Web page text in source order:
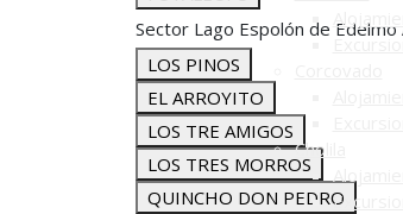
Cholila
Sector Lago Espolón de Edelmo
LOS PINOS
EL ARROYITO
LOS TRE AMIGOS
LOS TRES MORROS
QUINCHO DON PEDRO